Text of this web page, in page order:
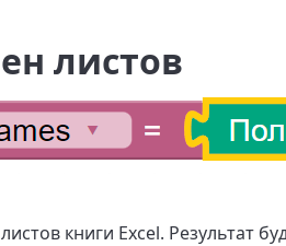
листов
книги Excel. Результат